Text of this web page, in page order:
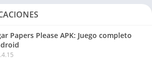
Papers Please APK: Juego completo